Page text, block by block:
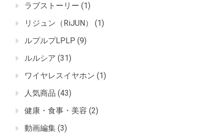
ラブストーリー (1)
リジュン（RiJUN）
(1)
ルプルプLPLP (9)
ルルシア (31)
ワイヤレスイヤホン (1)
人気商品 (43)
健康・食事・美容 (2)
動画編集 (3)